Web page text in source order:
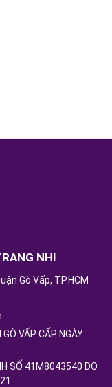
NHI
Gò Vấp, TP.HCM
VẤP CẤP NGÀY
SỐ 41M8043540 DO